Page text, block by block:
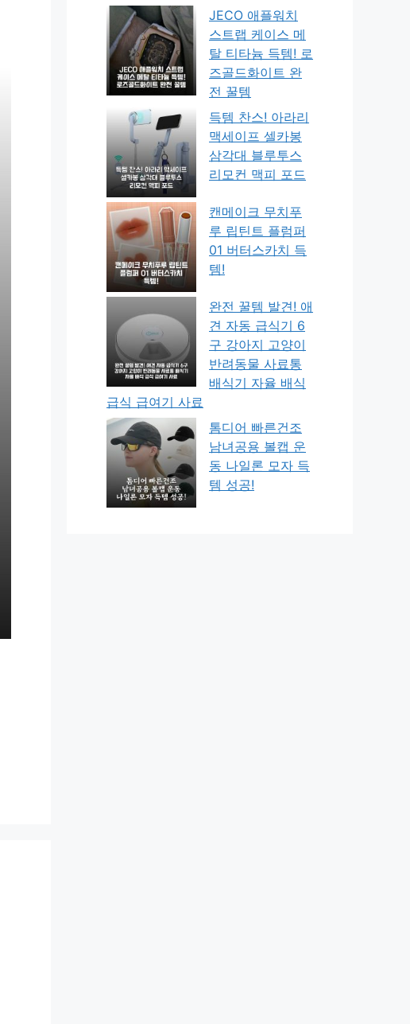
JECO 애플워치
스트랩 케이스 메
탈 티타늄 득템! 로
즈골드화이트 완
전 꿀템
득템 찬스! 아라리
맥세이프 셀카봉
삼각대 블루투스
리모컨 맥피 포드
캔메이크 무치푸
루 립틴트 플럼퍼
01 버터스카치 득
템!
완전 꿀템 발견! 애
견 자동 급식기 6
구 강아지 고양이
반려동물 사료통
배식기 자율 배식
급식 급여기 사료
톰디어 빠른건조
남녀공용 볼캡 운
동 나일론 모자 득
템 성공!